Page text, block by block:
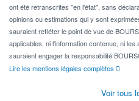
ont été retranscrites "en l'état", sans
opinions ou estimations qui y sont
sauraient refléter le point de vue de
applicables, ni l'information contenue, ni
sauraient engager la responsabilité
Lire les mentions légales complètes
Voir tous